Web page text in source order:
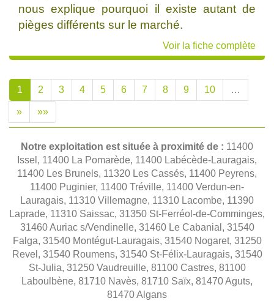
nous explique pourquoi il existe autant de
pièges différents sur le marché.
Voir la fiche complète
1 2 3 4 5 6 7 8 9 10 …
» »»
Notre exploitation est située à proximité de : 11400
Issel, 11400 La Pomarède, 11400 Labécède-Lauragais,
11400 Les Brunels, 11320 Les Cassés, 11400 Peyrens,
11400 Puginier, 11400 Tréville, 11400 Verdun-en-
Lauragais, 11310 Villemagne, 11310 Lacombe, 11390
Laprade, 11310 Saissac, 31350 St-Ferréol-de-Comminges,
31460 Auriac s/Vendinelle, 31460 Le Cabanial, 31540
Falga, 31540 Montégut-Lauragais, 31540 Nogaret, 31250
Revel, 31540 Roumens, 31540 St-Félix-Lauragais, 31540
St-Julia, 31250 Vaudreuille, 81100 Castres, 81100
Laboulbène, 81710 Navès, 81710 Saïx, 81470 Aguts,
81470 Algans